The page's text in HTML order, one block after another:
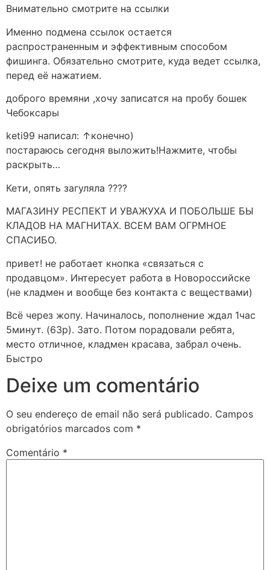
Внимательно смотрите на ссылки
Именно подмена ссылок остается
распространенным и эффективным способом
фишинга. Обязательно смотрите, куда ведет ссылка,
перед её нажатием.
доброго времяни ,хочу записатся на пробу бошек
Чебоксары
keti99 написал: ↑конечно)
постараюсь сегодня выложить!Нажмите, чтобы
раскрыть…
Кети, опять загуляла ????
МАГАЗИНУ РЕСПЕКТ И УВАЖУХА И ПОБОЛЬШЕ БЫ
КЛАДОВ НА МАГНИТАХ. ВСЕМ ВАМ ОГРМНОЕ
СПАСИБО.
привет! не работает кнопка «связаться с
продавцом». Интересует работа в Новороссийске
(не кладмен и вообще без контакта с веществами)
Всё через жопу. Начиналось, пополнение ждал 1час
5минут. (63р). Зато. Потом порадовали ребята,
место отличное, кладмен красава, забрал очень.
Быстро
Deixe um comentário
O seu endereço de email não será publicado. Campos
obrigatórios marcados com *
Comentário *